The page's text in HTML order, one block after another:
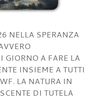
NELLA SPERANZA
GIORNO A FARE LA
INSIEME A TUTTI
LA NATURA IN
DI TUTELA